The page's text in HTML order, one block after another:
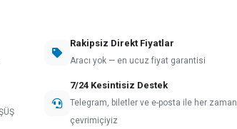
Rakipsiz Direkt Fiyatlar
Aracı yok — en ucuz fiyat garantisi
7/24 Kesintisiz Destek
Telegram, biletler ve e-posta ile her zaman
çevrimiçiyiz